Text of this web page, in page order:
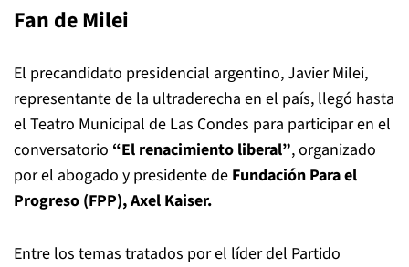
Fan de Milei
El precandidato presidencial argentino, Javier Milei,
representante de la ultraderecha en el país, llegó hasta
el Teatro Municipal de Las Condes para participar en el
conversatorio “El renacimiento liberal”, organizado
por el abogado y presidente de Fundación Para el
Progreso (FPP), Axel Kaiser.
Entre los temas tratados por el líder del Partido